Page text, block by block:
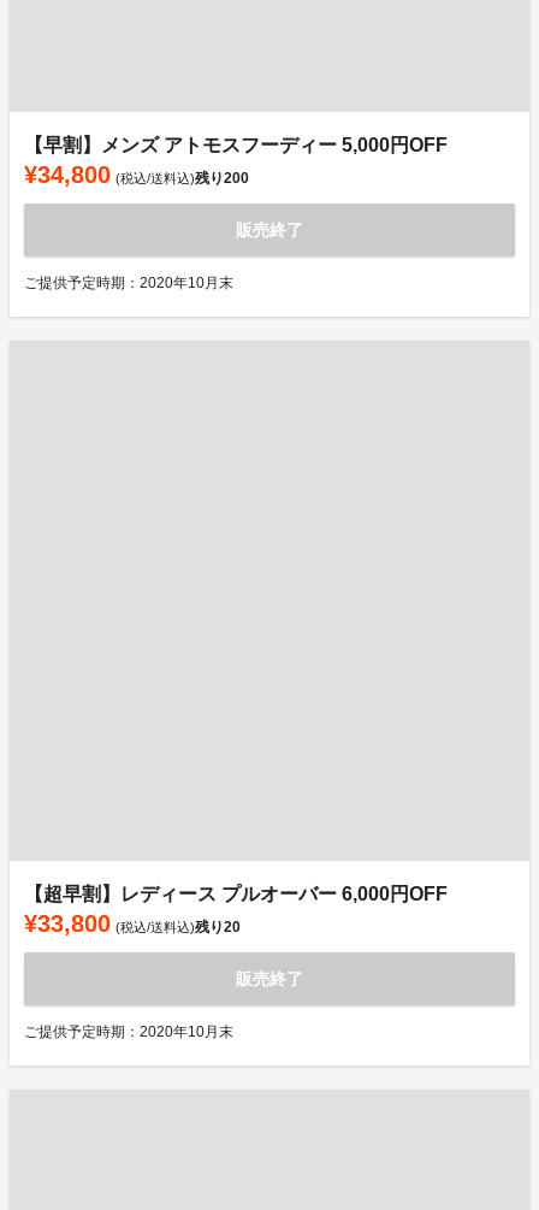
【早割】メンズ アトモスフーディー 5,000円OFF
¥34,800 (税込/送料込)残り200
販売終了
ご提供予定時期：2020年10月末
【超早割】レディース プルオーバー 6,000円OFF
¥33,800 (税込/送料込)残り20
販売終了
ご提供予定時期：2020年10月末